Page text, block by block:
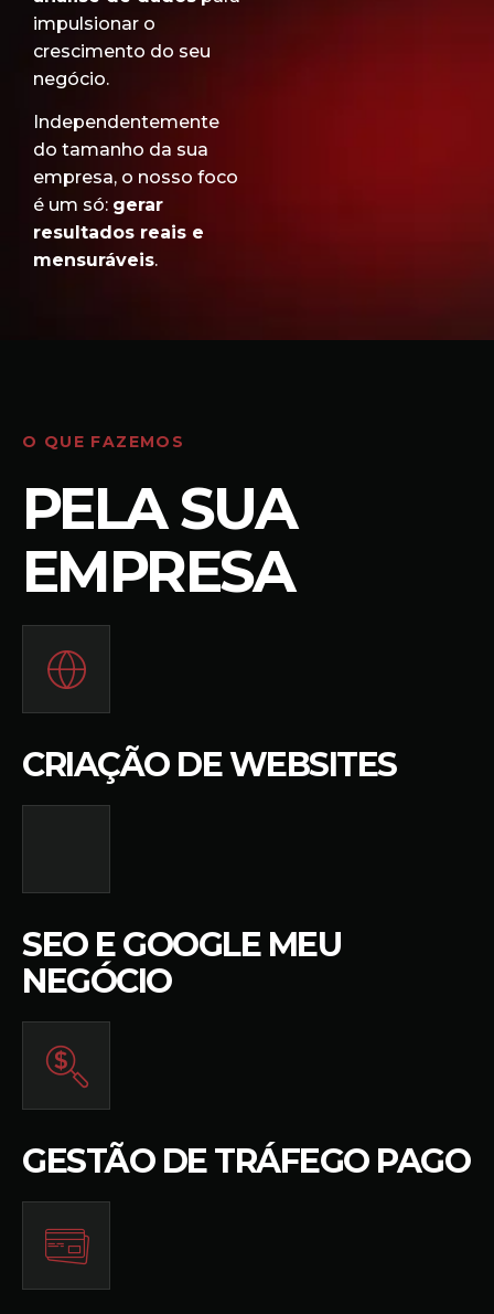
impulsionar o
crescimento do seu
negócio.
Independentemente
do tamanho da sua
empresa, o nosso foco
é um só: gerar
resultados reais e
mensuráveis.
O QUE FAZEMOS
PELA SUA
EMPRESA
CRIAÇÃO DE WEBSITES
SEO E GOOGLE MEU
NEGÓCIO
GESTÃO DE TRÁFEGO PAGO